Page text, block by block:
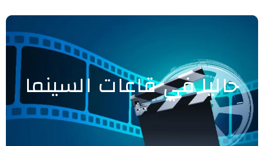
حاليا في قاعات السينما